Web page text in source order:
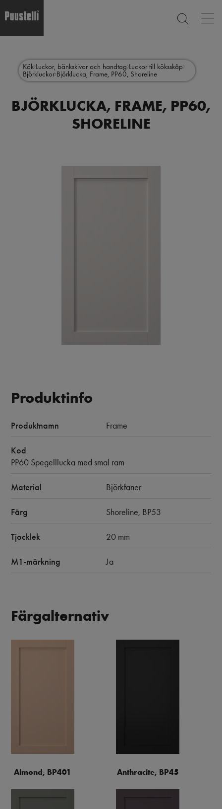
contentmenu
sv
Kök Luckor, bänkskivor och handtag Luckor till köksskåp
Björkluckor Björklucka, Frame, PP60, Shoreline
BJÖRKLUCKA, FRAME, PP60,
SHORELINE
Produktinfo
Produktnamn Frame
Kod
PP60 Spegelllucka med smal ram
Material Björkfaner
Färg Shoreline, BP53
Tjocklek 20 mm
M1-märkning Ja
Färgalternativ
Almond, BP401 Anthracite, BP45